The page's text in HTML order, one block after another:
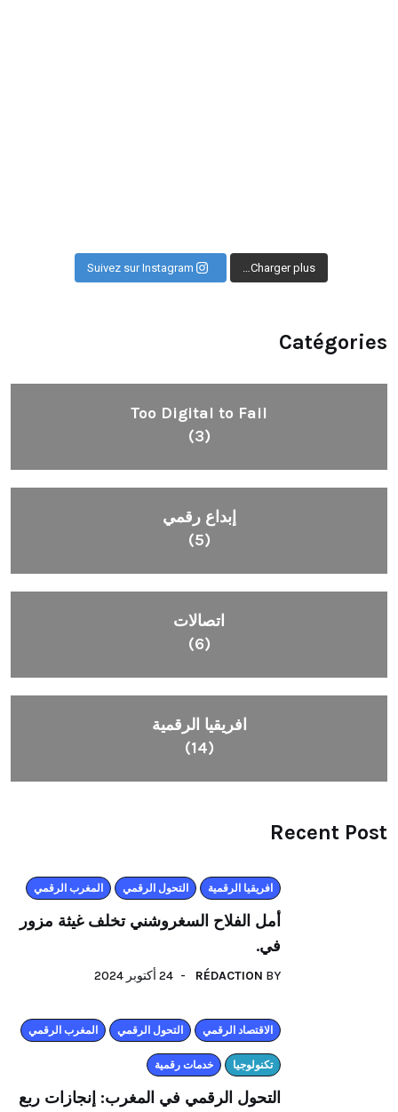
Charger plus…
Suivez sur Instagram
Catégories
Too Digital to Fail
(3)
إبداع رقمي
(5)
اتصالات
(6)
افريقيا الرقمية
(14)
Recent Post
افريقيا الرقمية التحول الرقمي المغرب الرقمي
أمل الفلاح السغروشني تخلف غيثة مزور
في.
BY
RÉDACTION 24 أكتوبر 2024
اﻻقتصاد الرقمي التحول الرقمي المغرب الرقمي
تكنولوجيا خدمات رقمية
التحول الرقمي في المغرب: إنجازات ربع